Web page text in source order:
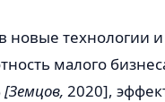
новые технологии
малого
[Земцов, 2020],